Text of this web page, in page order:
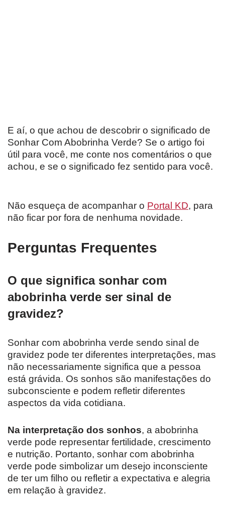
E aí, o que achou de descobrir o significado de
Sonhar Com Abobrinha Verde? Se o artigo foi
útil para você, me conte nos comentários o que
achou, e se o significado fez sentido para você.
Não esqueça de acompanhar o Portal KD, para
não ficar por fora de nenhuma novidade.
Perguntas Frequentes
O que significa sonhar com
abobrinha verde ser sinal de
gravidez?
Sonhar com abobrinha verde sendo sinal de
gravidez pode ter diferentes interpretações, mas
não necessariamente significa que a pessoa
está grávida. Os sonhos são manifestações do
subconsciente e podem refletir diferentes
aspectos da vida cotidiana.
Na interpretação dos sonhos, a abobrinha
verde pode representar fertilidade, crescimento
e nutrição. Portanto, sonhar com abobrinha
verde pode simbolizar um desejo inconsciente
de ter um filho ou refletir a expectativa e alegria
em relação à gravidez.